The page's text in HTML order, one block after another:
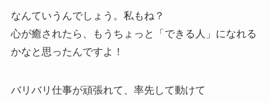
なんていうんでしょう。私もね？
心が癒されたら、もうちょっと「できる人」になれる
かなと思ったんですよ！
バリバリ仕事が頑張れて、率先して動けて